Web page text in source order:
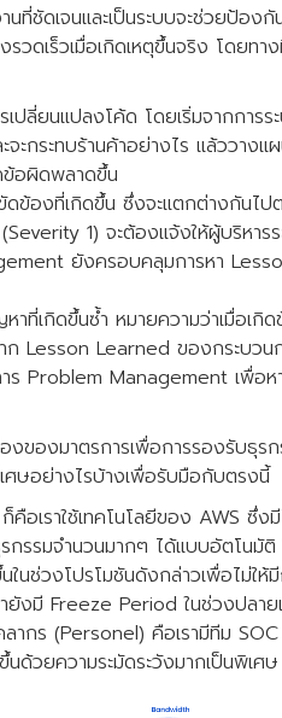
นที่ชัดเจนและเป็นระบบจะช่วยป้อง
ดเร็วเมื่อเกิดเหตุขึ้นจริง โดยทา
ลี่ยนแปลงโค้ด โดยเริ่มจากการร
ะกระทบร้านค้าอย่างไร แล้ววาง
ข้อผิดพลาดขึ้น
องที่เกิดขึ้น ซึ่งจะแตกต่างกันไป
1) จะต้องแจ้งให้ผู้บริหาร
ยังครอบคลุมการหา
เกิดขึ้นซ้ำ หมายความว่าเมื่อเกิ
ก Lesson Learned ของกระบว
ร Problem Management เพื่อ
งของมาตรการเพื่อการรองรับธุร
ศษอย่างไรบ้างเพื่อรับมือกับตรงนี้
คือเราใช้เทคโนโลยีของ AWS ซึ่
กรรมจำนวนมากๆ ได้แบบอัตโนมั
นช่วงโปรโมชันดังกล่าวเพื่อไม่ให้
งมี Freeze Period ในช่วงปลาย
ากร (Personel) คือเรามีทีม
ด้วยความระมัดระวังมากเป็นพิเศษ